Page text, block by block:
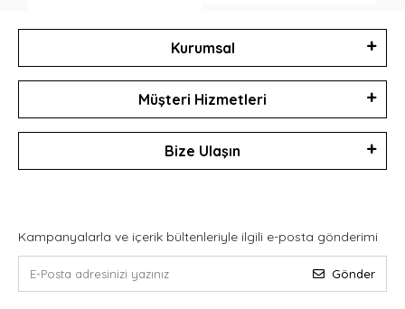
Kurumsal
Müşteri Hizmetleri
Bize Ulaşın
Kampanyalarla ve içerik bültenleriyle ilgili e-posta gönderimi
Gönder